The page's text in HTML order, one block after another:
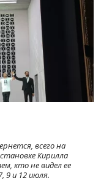
всего на
Кирилла
кто не видел ее
9 и 12 июля.